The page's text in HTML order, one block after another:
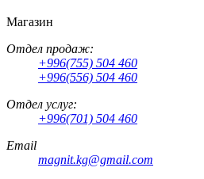
Магазин
Отдел продаж:
+996(755) 504 460
+996(556) 504 460
Отдел услуг:
+996(701) 504 460
Email
magnit.kg@gmail.com